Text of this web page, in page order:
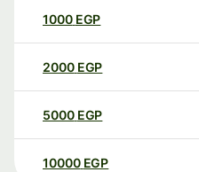
1000 EGP
2000 EGP
5000 EGP
10000 EGP